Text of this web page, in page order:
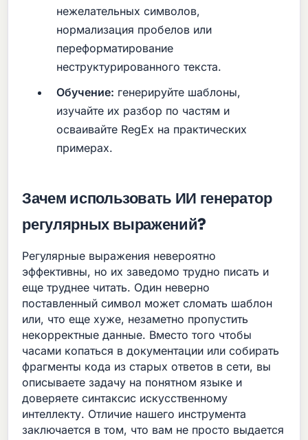
нежелательных символов,
нормализация пробелов или
переформатирование
неструктурированного текста.
Обучение: генерируйте шаблоны,
изучайте их разбор по частям и
осваивайте RegEx на практических
примерах.
Зачем использовать ИИ генератор
регулярных выражений?
Регулярные выражения невероятно
эффективны, но их заведомо трудно писать и
еще труднее читать. Один неверно
поставленный символ может сломать шаблон
или, что еще хуже, незаметно пропустить
некорректные данные. Вместо того чтобы
часами копаться в документации или собирать
фрагменты кода из старых ответов в сети, вы
описываете задачу на понятном языке и
доверяете синтаксис искусственному
интеллекту. Отличие нашего инструмента
заключается в том, что вам не просто выдается